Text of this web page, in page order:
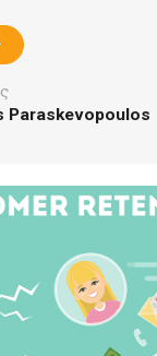
Paraskevopoulos